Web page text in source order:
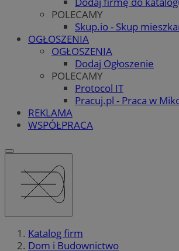
POLECAMY
Skup.io - Skup
OGŁOSZENIA
OGŁOSZENIA
Dodaj Ogłoszenie
POLECAMY
Protocol IT
Pracuj.pl - Praca w
REKLAMA
WSPÓŁPRACA
Katalog firm
Dom i Budownictwo